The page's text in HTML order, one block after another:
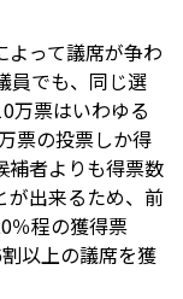
って議席が争わ
員でも、同じ選
万票はいわゆる
票の投票しか得
補者よりも得票数
が出来るため、前
％程の獲得票
以上の議席を獲